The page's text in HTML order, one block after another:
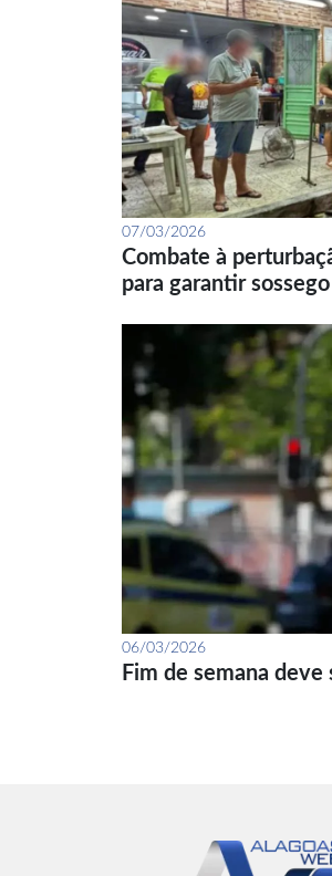
07/03/2026
Combate à
para garantir sossego
06/03/2026
Fim de semana